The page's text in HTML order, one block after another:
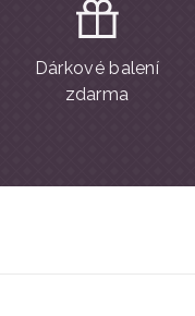
Dárkové balení
zdarma